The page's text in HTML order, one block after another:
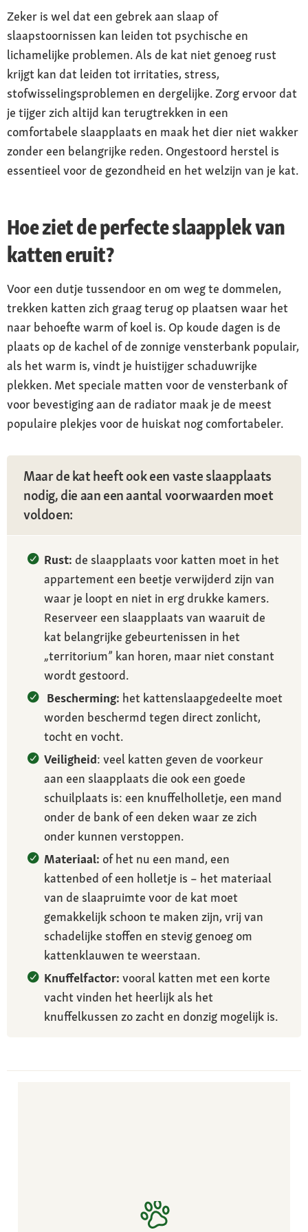
Zeker is wel dat een gebrek aan slaap of
slaapstoornissen kan leiden tot psychische en
lichamelijke problemen. Als de kat niet genoeg rust
krijgt kan dat leiden tot irritaties, stress,
stofwisselingsproblemen en dergelijke. Zorg ervoor dat
je tijger zich altijd kan terugtrekken in een
comfortabele slaapplaats en maak het dier niet wakker
zonder een belangrijke reden. Ongestoord herstel is
essentieel voor de gezondheid en het welzijn van je kat.
Hoe ziet de perfecte slaapplek van
katten eruit?
Voor een dutje tussendoor en om weg te dommelen,
trekken katten zich graag terug op plaatsen waar het
naar behoefte warm of koel is. Op koude dagen is de
plaats op de kachel of de zonnige vensterbank populair,
als het warm is, vindt je huistijger schaduwrijke
plekken. Met speciale matten voor de vensterbank of
voor bevestiging aan de radiator maak je de meest
populaire plekjes voor de huiskat nog comfortabeler.
Maar de kat heeft ook een vaste slaapplaats
nodig, die aan een aantal voorwaarden moet
voldoen:
Rust: de slaapplaats voor katten moet in het
appartement een beetje verwijderd zijn van
waar je loopt en niet in erg drukke kamers.
Reserveer een slaapplaats van waaruit de
kat belangrijke gebeurtenissen in het
„territorium” kan horen, maar niet constant
wordt gestoord.
Bescherming: het kattenslaapgedeelte moet
worden beschermd tegen direct zonlicht,
tocht en vocht.
Veiligheid: veel katten geven de voorkeur
aan een slaapplaats die ook een goede
schuilplaats is: een knuffelholletje, een mand
onder de bank of een deken waar ze zich
onder kunnen verstoppen.
Materiaal: of het nu een mand, een
kattenbed of een holletje is – het materiaal
van de slaapruimte voor de kat moet
gemakkelijk schoon te maken zijn, vrij van
schadelijke stoffen en stevig genoeg om
kattenklauwen te weerstaan.
Knuffelfactor: vooral katten met een korte
vacht vinden het heerlijk als het
knuffelkussen zo zacht en donzig mogelijk is.